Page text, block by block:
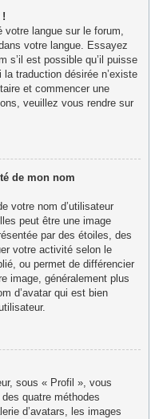
!
langue sur le forum,
votre langue. Essayez
s’il est possible qu’il puisse
traduction désirée n’existe
et commencer une
veuillez vous rendre sur
de mon nom
votre nom d’utilisateur
peut être une image
par des étoiles, des
votre activité selon le
ou permet de différencier
image, généralement plus
d’avatar qui est bien
sous « Profil », vous
quatre méthodes
d’avatars, les images